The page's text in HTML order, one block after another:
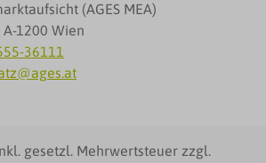
(AGES MEA)
A-1200 Wien
36111
gesetzl. Mehrwertsteuer zzgl.